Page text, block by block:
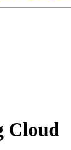
Cloud